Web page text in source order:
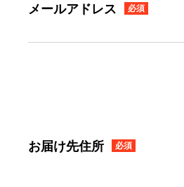
メールアドレス 必須
お届け先住所 必須